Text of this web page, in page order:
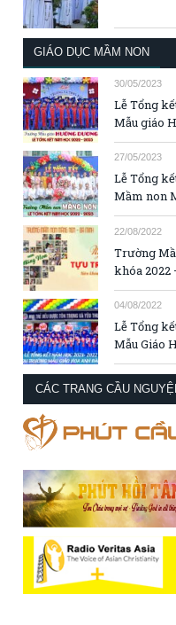
GIÁO DỤC MẦM NON
30/05/2023
Lễ Tổng
Mẫu giáo
27/05/2023
Lễ Tổng
Mầm non
22/08/2022
Trường
khóa 2022
04/08/2022
Lễ Tổng
Mẫu Giáo
CÁC TRANG CẦU